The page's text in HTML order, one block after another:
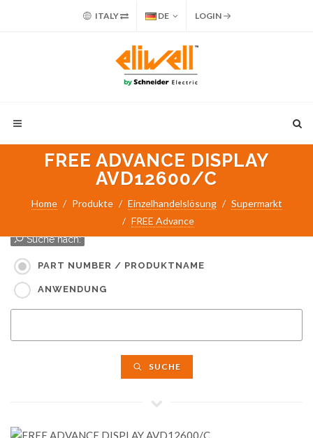
ITALY DE LOGIN
FREE ADVANCE DISPLAY
AVD12600/C
Home Produkte Einzelhandelslösung
Supermarkt
FREE Advance
Suche nach:
PART NUMBER / PRODUKTNAME
ANWENDUNG
SUCHE